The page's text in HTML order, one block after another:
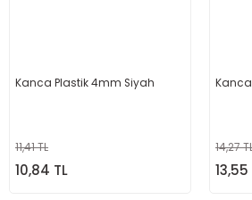
Kanca Plastik 4mm Siyah
11,41 TL
10,84 TL
14,27
13,55